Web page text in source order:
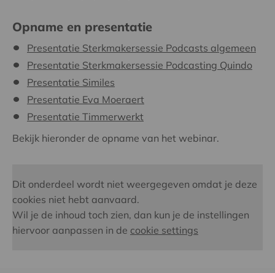
Opname en presentatie
Presentatie Sterkmakersessie Podcasts algemeen
Presentatie Sterkmakersessie Podcasting Quindo
Presentatie Similes
Presentatie Eva Moeraert
Presentatie Timmerwerkt
Bekijk hieronder de opname van het webinar.
Dit onderdeel wordt niet weergegeven omdat je deze
cookies niet hebt aanvaard.
Wil je de inhoud toch zien, dan kun je de instellingen
hiervoor aanpassen in de cookie settings